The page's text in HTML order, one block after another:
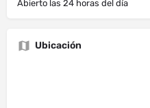
Abierto las 24 horas del día
Ubicación